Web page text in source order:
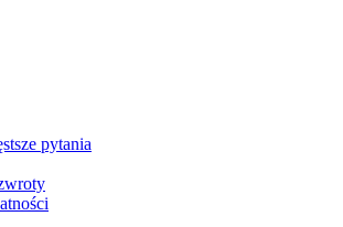
pytania